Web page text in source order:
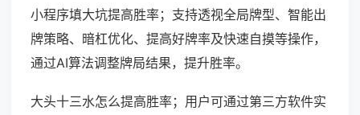
小程序填大坑提高胜率；支持透视全局牌型、智能出
牌策略、暗杠优化、提高好牌率及快速自摸等操作，
通过AI算法调整牌局结果，提升胜率。
大头十三水怎么提高胜率；用户可通过第三方软件实